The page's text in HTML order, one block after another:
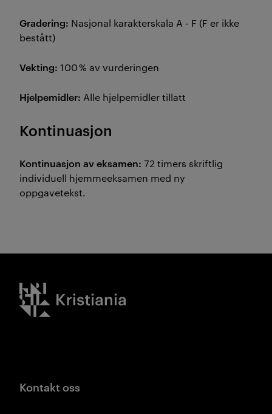
Gradering: Nasjonal karakterskala A - F (F er ikke
bestått)
Vekting: 100 % av vurderingen
Hjelpemidler: Alle hjelpemidler tillatt
Kontinuasjon
Kontinuasjon av eksamen: 72 timers skriftlig
individuell hjemmeeksamen med ny
oppgavetekst.
Kristiania logo
Kontakt oss